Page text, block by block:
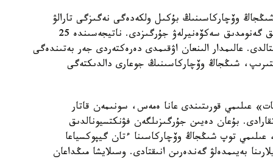
وۆچاركاسىنىڭ بۇكىل ولكەدەگى نەگىزگى تارالۋ
ايماقتارىن ارالاپ، 109 داراباسقا جوعارى ساپالى تولىق گەنومدىق سەكۆەنيرلەۋ جۇرگىزدى. ناتيجەسىندە 25
عالىمدار الىنعان اۋقىمدى دەرەكتەردى جەر بەتىندەگى
شىڭجاڭ وۆچاركاسىنىڭ جوعارى دالدىكتەگى
عىلىمي قورىتىندى عانا ەمەس، سونىمەن قاتار
بۇعان دەيىن جۇرگىزىلگەن فۋنكتسيونالدىق
عىلىمي توپ شىڭجاڭ وۆچاركاسىنا ءتان گيپوكسياعا
بەيىمدەلۋ گەندەرىن انىقتادى. وسىلايشا مىڭداعان